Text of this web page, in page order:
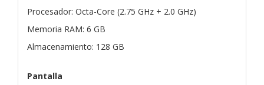
Procesador: Octa-Core (2.75 GHz + 2.0 GHz)
Memoria RAM: 6 GB
Almacenamiento: 128 GB
Pantalla